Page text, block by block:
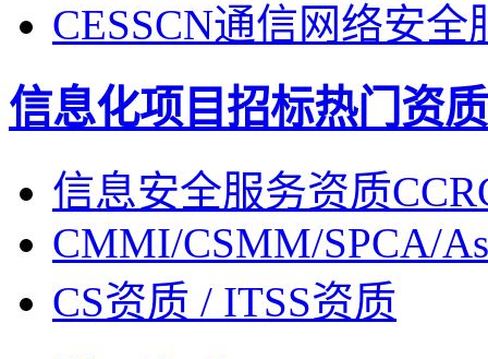
CESSCN通信网络安全
信息化项目招标热门资质
信息安全服务资质
CMMI/CSMM/SPCA/
CS资质 / ITSS资质